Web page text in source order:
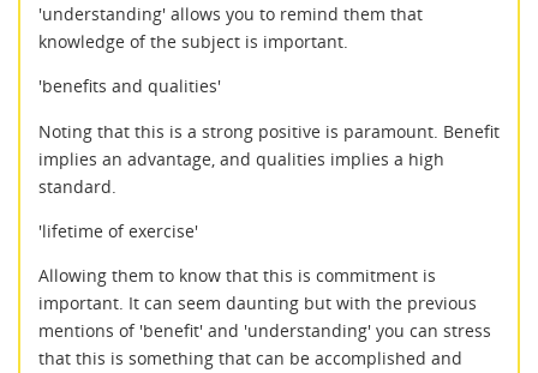
'understanding' allows you to remind them that
knowledge of the subject is important.
'benefits and qualities'
Noting that this is a strong positive is paramount. Benefit
implies an advantage, and qualities implies a high
standard.
'lifetime of exercise'
Allowing them to know that this is commitment is
important. It can seem daunting but with the previous
mentions of 'benefit' and 'understanding' you can stress
that this is something that can be accomplished and